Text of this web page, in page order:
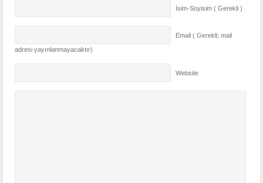
İsim-Soyisim ( Gerekli )
Email ( Gerekli; mail
adresi yayınlanmayacaktır)
Website